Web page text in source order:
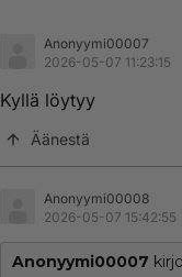
Anonyymi00007
2026-05-07 11:23:15
Kyllä löytyy
Äänestä
Anonyymi00008
2026-05-07 15:42:55
Anonyymi00007